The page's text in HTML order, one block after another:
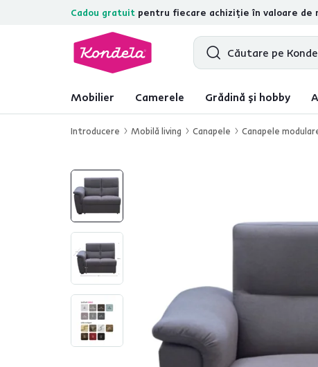
Cadou gratuit pentru fiecare achiziție în valoare de
4,7 31.157recenzii de produs verificate
Mobilier Camerele Grădină și hobby
Introducere Mobilă living Canapele Canapele